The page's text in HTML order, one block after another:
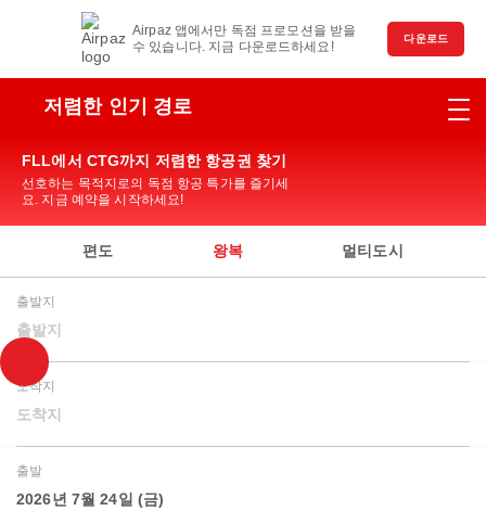
Airpaz 앱에서만 독점 프로모션을 받을
수 있습니다. 지금 다운로드하세요!
다운로드
저렴한 인기 경로
FLL에서 CTG까지 저렴한 항공권 찾기
선호하는 목적지로의 독점 항공 특가를 즐기세
요. 지금 예약을 시작하세요!
편도 왕복 멀티도시
출발지
출발지
도착지
도착지
출발
2026년 7월 24일 (금)